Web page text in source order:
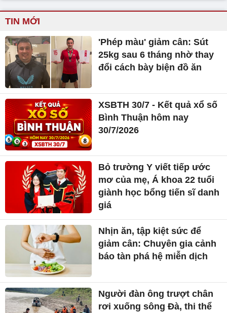
TIN MỚI
'Phép màu' giảm cân: Sút
25kg sau 6 tháng nhờ thay
đổi cách bày biện đồ ăn
XSBTH 30/7 - Kết quả xổ số
Bình Thuận hôm nay
30/7/2026
Bỏ trường Y viết tiếp ước
mơ của mẹ, Á khoa 22 tuổi
giành học bổng tiến sĩ danh
giá
Nhịn ăn, tập kiệt sức để
giảm cân: Chuyên gia cảnh
báo tàn phá hệ miễn dịch
Người đàn ông trượt chân
rơi xuống sông Đà, thi thể